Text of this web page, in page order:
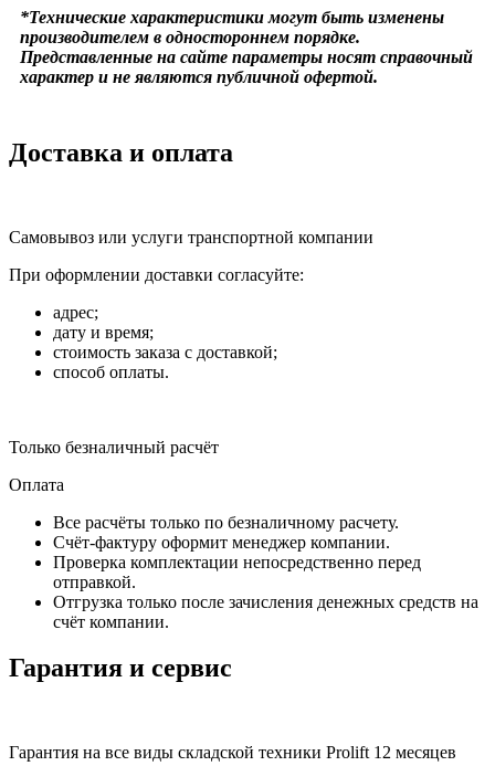
*Технические характеристики могут быть изменены
производителем в одностороннем порядке.
Представленные на сайте параметры носят справочный
характер и не являются публичной офертой.
Доставка и оплата
Самовывоз или услуги транспортной компании
При оформлении доставки согласуйте:
адрес;
дату и время;
стоимость заказа с доставкой;
способ оплаты.
Только безналичный расчёт
Оплата
Все расчёты только по безналичному расчету.
Счёт-фактуру оформит менеджер компании.
Проверка комплектации непосредственно перед
отправкой.
Отгрузка только после зачисления денежных средств на
счёт компании.
Гарантия и сервис
Гарантия на все виды складской техники Prolift 12 месяцев